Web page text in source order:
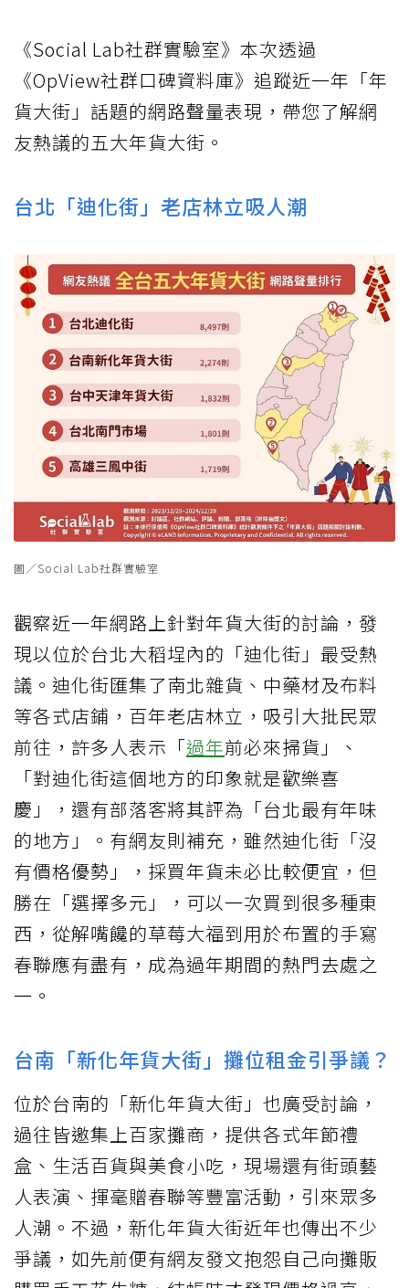
《Social Lab社群實驗室》本次透過
《OpView社群口碑資料庫》追蹤近一年「年
貨大街」話題的網路聲量表現，帶您了解網
友熱議的五大年貨大街。
台北「迪化街」老店林立吸人潮
圖／Social Lab社群實驗室
觀察近一年網路上針對年貨大街的討論，發
現以位於台北大稻埕內的「迪化街」最受熱
議。迪化街匯集了南北雜貨、中藥材及布料
等各式店鋪，百年老店林立，吸引大批民眾
前往，許多人表示「過年前必來掃貨」、
「對迪化街這個地方的印象就是歡樂喜
慶」，還有部落客將其評為「台北最有年味
的地方」。有網友則補充，雖然迪化街「沒
有價格優勢」，採買年貨未必比較便宜，但
勝在「選擇多元」，可以一次買到很多種東
西，從解嘴饞的草莓大福到用於布置的手寫
春聯應有盡有，成為過年期間的熱門去處之
一。
台南「新化年貨大街」攤位租金引爭議？
位於台南的「新化年貨大街」也廣受討論，
過往皆邀集上百家攤商，提供各式年節禮
盒、生活百貨與美食小吃，現場還有街頭藝
人表演、揮毫贈春聯等豐富活動，引來眾多
人潮。不過，新化年貨大街近年也傳出不少
爭議，如先前便有網友發文抱怨自己向攤販